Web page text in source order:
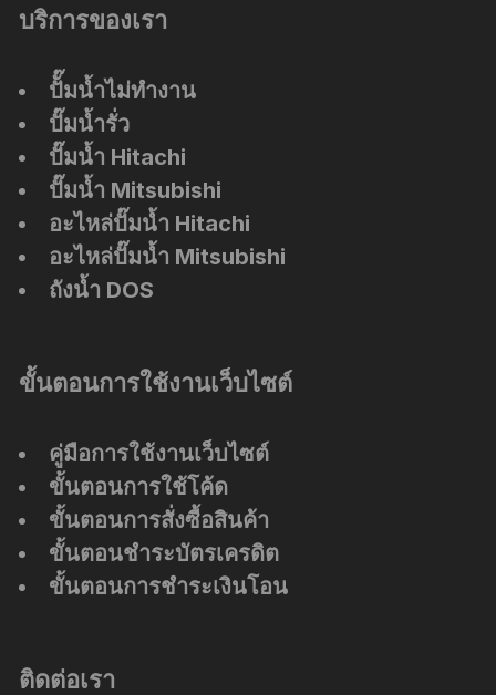
บริการของเรา
ปัั๊มน้ำไม่ทำงาน
ปั๊มน้ำรั่ว
ปั๊มน้ำ Hitachi
ปั๊มน้ำ Mitsubishi
อะไหล่ปั๊มน้ำ Hitachi
อะไหล่ปั๊มน้ำ Mitsubishi
ถังน้ำ DOS
ขั้นตอนการใช้งานเว็บไซต์
คู่มือการใช้งานเว็บไซต์
ขั้นตอนการใช้โค้ด
ขั้นตอนการสั่งซื้อสินค้า
ขั้นตอนชำระบัตรเครดิต
ขั้นตอนการชำระเงินโอน
ติดต่อเรา